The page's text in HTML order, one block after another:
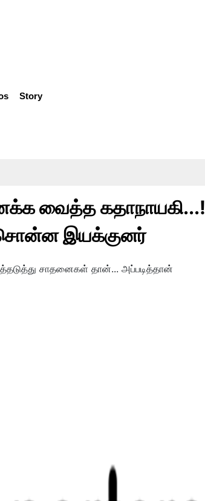
Story
வைத்த கதாநாயகி...!
இயக்குனர்
சாதனைகள் தான்... அப்படித்தான்